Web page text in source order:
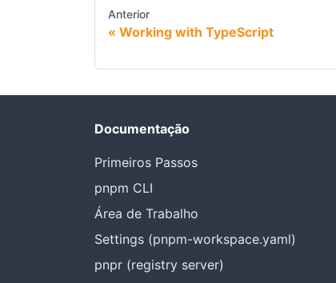
Anterior
Working with TypeScript
Documentação
Primeiros Passos
pnpm CLI
Área de Trabalho
Settings (pnpm-workspace.yaml)
pnpr (registry server)